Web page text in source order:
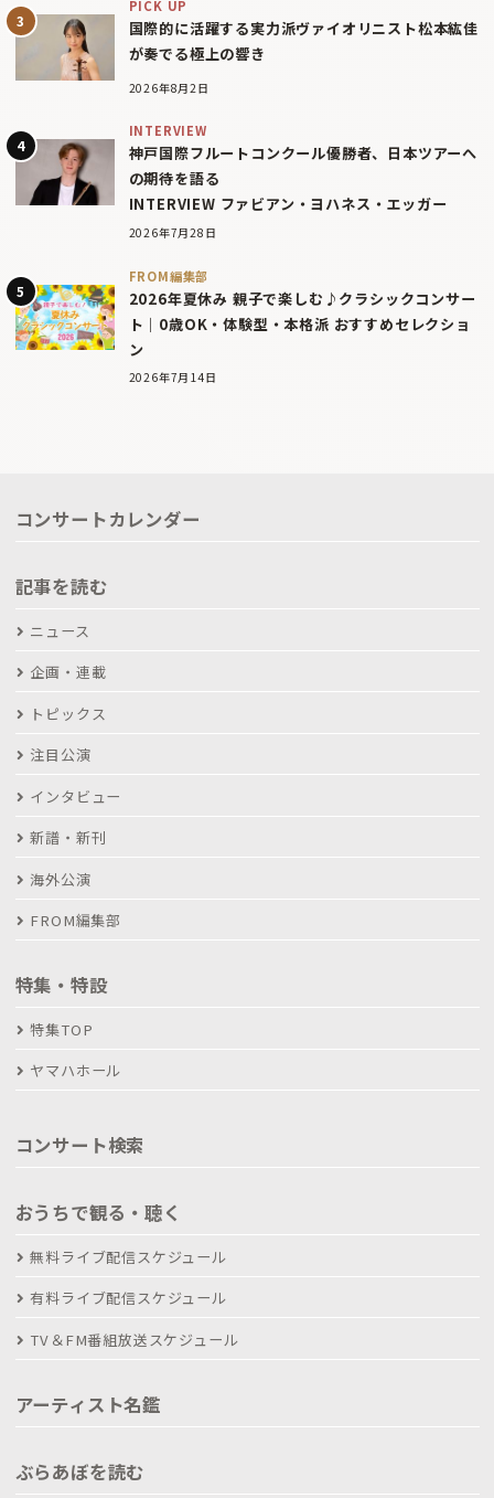
PICK UP
国際的に活躍する実力派ヴァイオリニスト松本紘佳
が奏でる極上の響き
2026年8月2日
INTERVIEW
神戸国際フルートコンクール優勝者、日本ツアーへ
の期待を語る
INTERVIEW ファビアン・ヨハネス・エッガー
2026年7月28日
FROM編集部
2026年夏休み 親子で楽しむ♪クラシックコンサー
ト｜0歳OK・体験型・本格派 おすすめセレクショ
ン
2026年7月14日
コンサートカレンダー
記事を読む
ニュース
企画・連載
トピックス
注目公演
インタビュー
新譜・新刊
海外公演
FROM編集部
特集・特設
特集TOP
ヤマハホール
コンサート検索
おうちで観る・聴く
無料ライブ配信スケジュール
有料ライブ配信スケジュール
TV＆FM番組放送スケジュール
アーティスト名鑑
ぶらあぼを読む